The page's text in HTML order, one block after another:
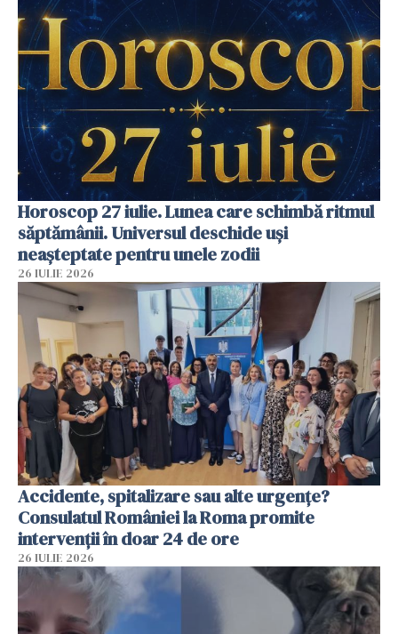
Horoscop 27 iulie. Lunea care schimbă ritmul
săptămânii. Universul deschide uși
neașteptate pentru unele zodii
26 IULIE 2026
Accidente, spitalizare sau alte urgențe?
Consulatul României la Roma promite
intervenții în doar 24 de ore
26 IULIE 2026